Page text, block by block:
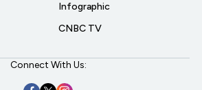
Infographic
CNBC TV
Connect With Us: